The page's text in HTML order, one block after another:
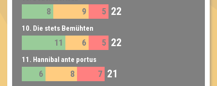
8 9 5 22
10. Die stets Bemühten
11 6 5 22
11. Hannibal ante portus
6 8 7 21